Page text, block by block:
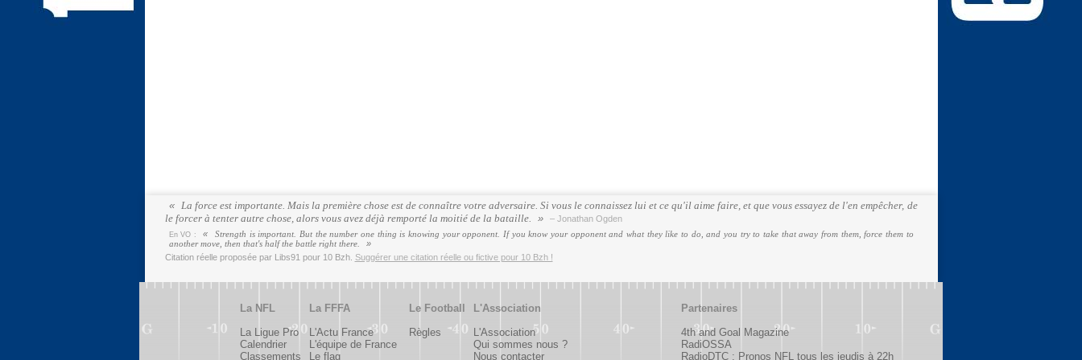
La force est importante. Mais la première chose est de connaître votre adversaire. Si vous le connaissez lui et ce qu'il aime faire, et que vous essayez de l'en empêcher, de
le forcer à tenter autre chose, alors vous avez déjà remporté la moitié de la bataille.
– Jonathan Ogden
En VO :
Strength is important. But the number one thing is knowing your opponent. If you know your opponent and what they like to do, and you try to take that away from them, force them to
another move, then that's half the battle right there.
Citation réelle proposée par Libs91 pour 10 Bzh. Suggérer une citation réelle ou fictive pour 10 Bzh !
La NFL
La Ligue Pro
Calendrier
Classements
La FFFA
L'Actu France
L'équipe de France
Le flag
Le Football
Règles
L'Association
L'Association
Qui sommes nous ?
Nous contacter
Partenaires
4th and Goal Magazine
RadiOSSA
RadioDTC : Pronos NFL tous les jeudis à 22h